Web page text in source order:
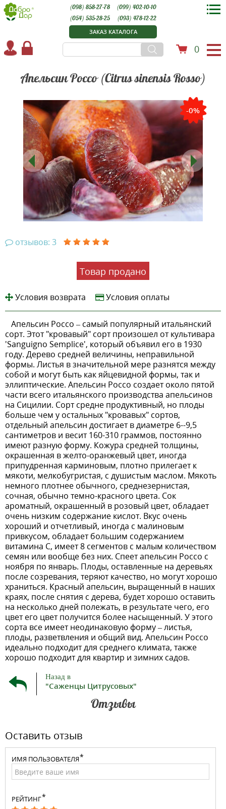
ЗАКАЗ КАТАЛОГА
0
(098) 858-27-78
(099) 402-10-10
(054) 535-28-25
(093) 478-12-22
Апельсин Россо (Citrus sinensis Rosso)
-0%
отзывов: 3
Товар продано
Условия возврата Условия оплаты
Апельсин Россо – самый популярный итальянский
сорт. Этот "кровавый" сорт произошел от культивара
'Sanguigno Semplice', который объявил его в 1930
году. Дерево средней величины, неправильной
формы. Листья в значительной мере разнятся между
собой и могут быть как яйцевидной формы, так и
эллиптические. Апельсин Россо создает около пятой
части всего итальянского производства апельсинов
на Сицилии. Сорт средне продуктивный, но плоды
больше чем у остальных "кровавых" сортов,
отдельный апельсин достигает в диаметре 6--9,5
сантиметров и весит 160-310 граммов, постоянно
имеют разную форму. Кожура средней толщины,
окрашенная в желто-оранжевый цвет, иногда
припудренная карминовым, плотно прилегает к
мякоти, мелкобугристая, с душистым маслом. Мякоть
немного плотнее обычного, среднезернистая,
сочная, обычно темно-красного цвета. Сок
ароматный, окрашенный в розовый цвет, обладает
очень низким содержание кислот. Вкус очень
хороший и отчетливый, иногда с малиновым
привкусом, обладает большим содержанием
витамина С, имеет 8 сегментов с малым количеством
семян или вообще без них. Спеет апельсин Россо с
ноября по январь. Плоды, оставленные на деревьях
после созревания, теряют качество, но могут хорошо
храниться. Красный апельсин, выращенный в наших
краях, после снятия с дерева, будет хорошо оставить
на несколько дней полежать, в результате чего, его
цвет его цвет получится более насыщенный. У этого
сорта все имеет неодинаковую форму – листья,
плоды, разветвления и общий вид. Апельсин Россо
идеально подходит для среднего климата, также
хорошо подходит для квартир и зимних садов.
Назад в
"Саженцы Цитрусовых"
Отзывы
Оставить отзыв
ИМЯ ПОЛЬЗОВАТЕЛЯ
РЕЙТИНГ